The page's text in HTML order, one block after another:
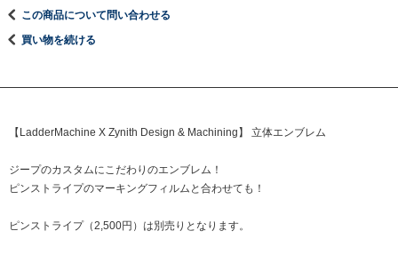
この商品について問い合わせる
買い物を続ける
【LadderMachine X Zynith Design & Machining】 立体エンブレム
ジープのカスタムにこだわりのエンブレム！
ピンストライプのマーキングフィルムと合わせても！
ピンストライプ（2,500円）は別売りとなります。